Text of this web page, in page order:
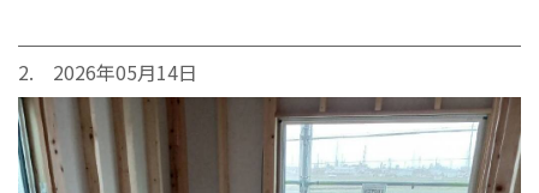
2. 2026年05月14日